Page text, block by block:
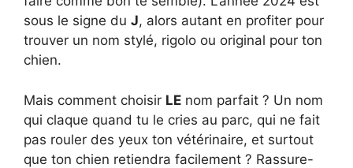
sous le signe du J, alors autant en profiter pour
trouver un nom stylé, rigolo ou original pour ton
chien.
Mais comment choisir LE nom parfait ? Un nom
qui claque quand tu le cries au parc, qui ne fait
pas rouler des yeux ton vétérinaire, et surtout
que ton chien retiendra facilement ? Rassure-